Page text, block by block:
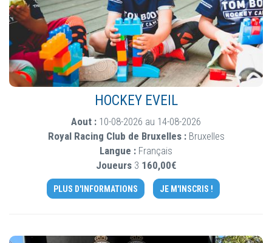
HOCKEY EVEIL
Aout : 10-08-2026 au 14-08-2026
Royal Racing Club de Bruxelles : Bruxelles
Langue : Français
Joueurs 3 160,00€
PLUS D'INFORMATIONS JE M'INSCRIS !